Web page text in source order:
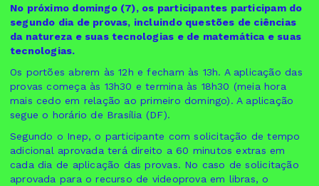
No próximo domingo (7), os participantes participam do
segundo dia de provas, incluindo questões de ciências
da natureza e suas tecnologias e de matemática e suas
tecnologias.
Os portões abrem às 12h e fecham às 13h. A aplicação das
provas começa às 13h30 e termina às 18h30 (meia hora
mais cedo em relação ao primeiro domingo). A aplicação
segue o horário de Brasília (DF).
Segundo o Inep, o participante com solicitação de tempo
adicional aprovada terá direito a 60 minutos extras em
cada dia de aplicação das provas. No caso de solicitação
aprovada para o recurso de videoprova em libras, o